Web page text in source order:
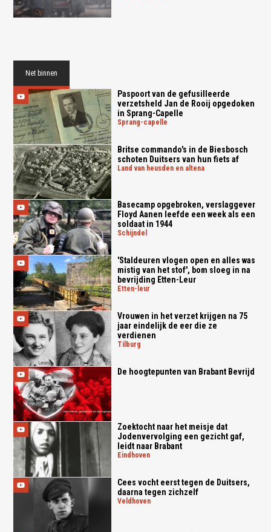
Net binnen
Paspoort van de gefusilleerde
verzetsheld Jan de Rooij opgedoken
in Sprang-Capelle
sprang-capelle
Britse commando's in de Biesbosch
schoten Duitsers van hun fiets af
land van heusden en altena
Basecamp opgebroken, verslaggever
Floyd Aanen leefde een week als een
soldaat in 1944
schijndel
'Staldeuren vlogen open en alles was
mistig van het stof', bom sloeg in na
bevrijding Etten-Leur
etten-leur
Vrouwen in het verzet krijgen na 75
jaar eindelijk de eer die ze
verdienen
tilburg
De hoogtepunten van Brabant Bevrijd
Zoektocht naar het meisje dat
Jodenvervolging een gezicht gaf,
leidt naar Brabant
eindhoven
Cees vocht eerst tegen de Duitsers,
daarna tegen zichzelf
veldhoven